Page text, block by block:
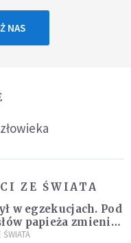
NAS
ZE ŚWIATA
w egzekucjach. Pod
papieża zmienił